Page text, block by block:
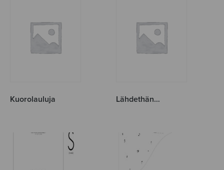
Kuorolauluja Lähdethän…